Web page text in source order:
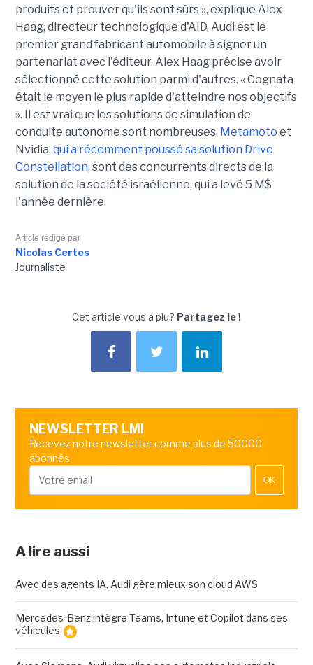
produits et prouver qu'ils sont sûrs », explique Alex
Haag, directeur technologique d'AID. Audi est le
premier grand fabricant automobile à signer un
partenariat avec l'éditeur. Alex Haag précise avoir
sélectionné cette solution parmi d'autres. « Cognata
était le moyen le plus rapide d'atteindre nos objectifs
». Il est vrai que les solutions de simulation de
conduite autonome sont nombreuses. Metamoto et
Nvidia, qui a récemment poussé sa solution Drive
Constellation, sont des concurrents directs de la
solution de la société israélienne, qui a levé 5 M$
l'année dernière.
Article rédigé par
Nicolas Certes
Journaliste
Cet article vous a plu? Partagez le !
NEWSLETTER LMI
Recevez notre newsletter comme plus de 50000
abonnés
OK
A lire aussi
Avec des agents IA, Audi gère mieux son cloud AWS
Mercedes-Benz intègre Teams, Intune et Copilot dans ses
véhicules